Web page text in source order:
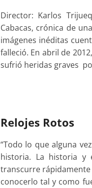
Director: Karlos
Cabacas, crónica de
imágenes inéditas
falleció. En abril de
sufrió heridas graves
Relojes Rotos
“Todo lo que alguna
historia. La historia y
transcurre rápidamente
conocerlo tal y como